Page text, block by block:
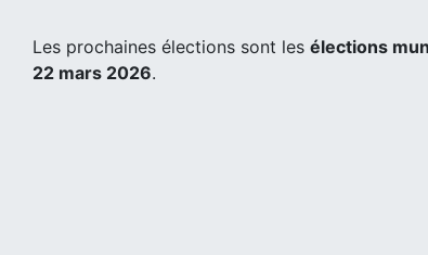
Les prochaines élections sont les élections
22 mars 2026.